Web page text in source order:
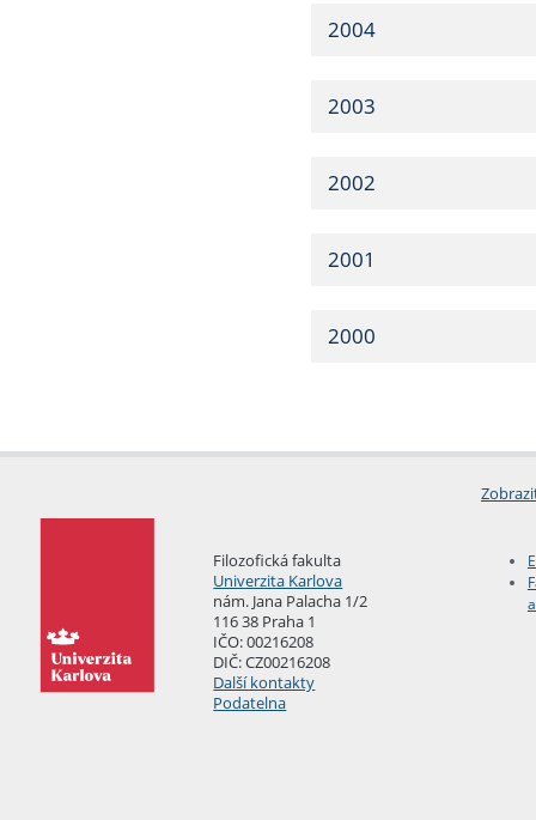
2004
2003
2002
2001
2000
Filozofická fakulta
Univerzita Karlova
nám. Jana Palacha 1/2
116 38 Praha 1
IČO: 00216208
DIČ: CZ00216208
Další kontakty
Podatelna